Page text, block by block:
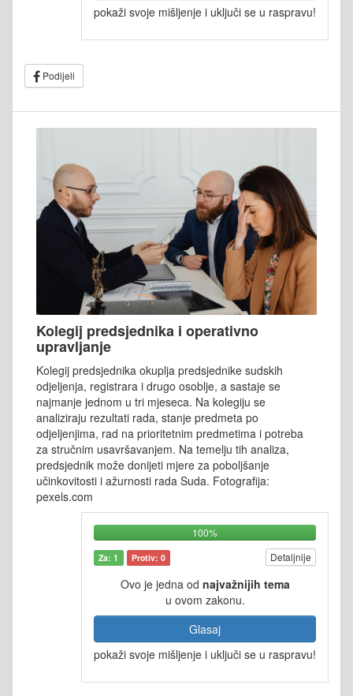
pokaži svoje mišljenje i uključi se u raspravu!
Podijeli
Kolegij predsjednika i operativno
upravljanje
Kolegij predsjednika okuplja predsjednike sudskih
odjeljenja, registrara i drugo osoblje, a sastaje se
najmanje jednom u tri mjeseca. Na kolegiju se
analiziraju rezultati rada, stanje predmeta po
odjeljenjima, rad na prioritetnim predmetima i potreba
za stručnim usavršavanjem. Na temelju tih analiza,
predsjednik može donijeti mjere za poboljšanje
učinkovitosti i ažurnosti rada Suda. Fotografija:
pexels.com
100%
Za: 1 Protiv: 0 Detaljnije
Ovo je jedna od najvažnijih tema
u ovom zakonu.
Glasaj
pokaži svoje mišljenje i uključi se u raspravu!